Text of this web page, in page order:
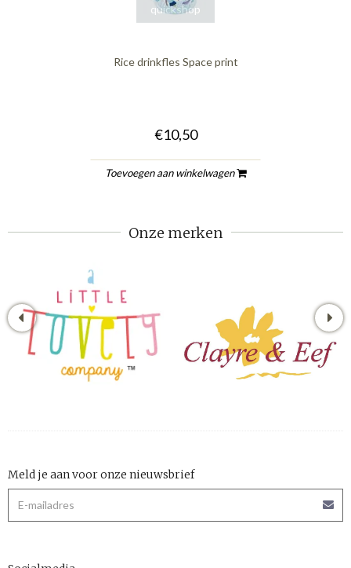
quickshop
Rice drinkfles Space print
€10,50
Toevoegen aan winkelwagen
Onze merken
Meld je aan voor onze nieuwsbrief